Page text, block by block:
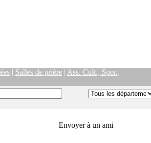
| Salles de prière | Ass. Cult., Spor.,
Envoyer à un ami